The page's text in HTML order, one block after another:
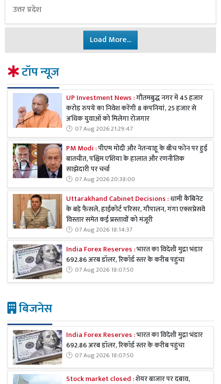
उत्तर प्रदेश
Load More...
टॉप न्यूज
UP Investment News :गौतमबुद्ध नगर में 45 हजार
करोड़ रुपये का निवेश करेंगी 8 कंपनियां, 25 हजार से
अधिक युवाओं को मिलेगा रोजगार
07 Aug 2026 21:29:47
PM Modi :पीएम मोदी और नेतन्याहू के बीच फोन पर हुई
बातचीत, पश्चिम एशिया के हालात और रणनीतिक
साझेदारी पर चर्चा
07 Aug 2026 20:38:00
Uttarakhand Cabinet Decisions :धामी कैबिनेट
के बड़े फैसले, हाईकोर्ट परिसर, गौपालन, गंगा एक्सप्रेसवे
विस्तार समेत कई प्रस्तावों को मंजूरी
07 Aug 2026 18:14:37
India Forex Reserves :भारत का विदेशी मुद्रा भंडार
692.86 अरब डॉलर, रिकॉर्ड स्तर के करीब पहुंचा
07 Aug 2026 18:07:50
बिजनेस
India Forex Reserves :भारत का विदेशी मुद्रा भंडार
692.86 अरब डॉलर, रिकॉर्ड स्तर के करीब पहुंचा
07 Aug 2026 18:07:50
Stock market closed :शेयर बाजार पर दबाव,